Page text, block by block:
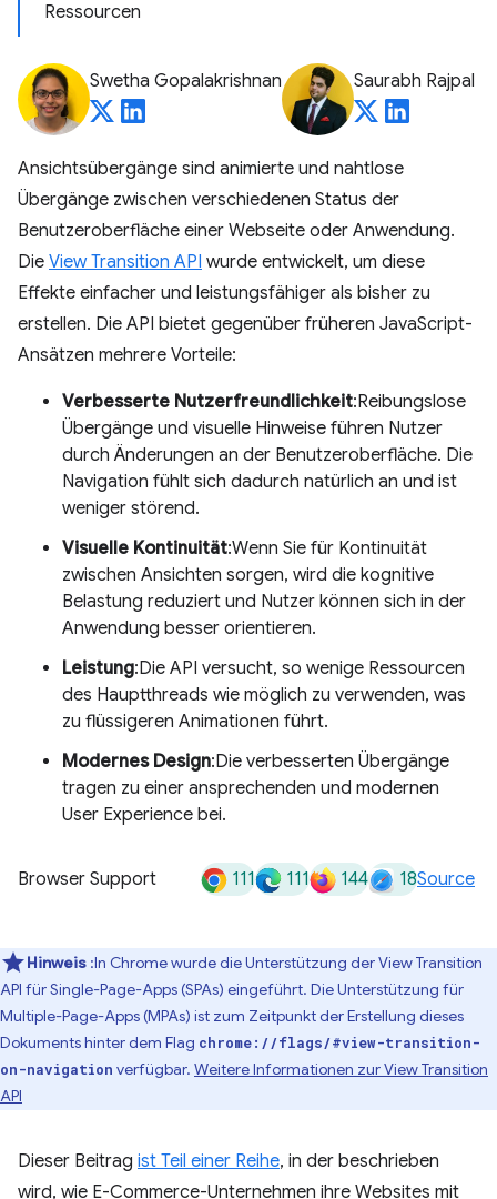
Ressourcen
Swetha Gopalakrishnan Saurabh Rajpal
Ansichtsübergänge sind animierte und nahtlose
Übergänge zwischen verschiedenen Status der
Benutzeroberfläche einer Webseite oder Anwendung.
Die View Transition API wurde entwickelt, um diese
Effekte einfacher und leistungsfähiger als bisher zu
erstellen. Die API bietet gegenüber früheren JavaScript-
Ansätzen mehrere Vorteile:
Verbesserte Nutzerfreundlichkeit:Reibungslose
Übergänge und visuelle Hinweise führen Nutzer
durch Änderungen an der Benutzeroberfläche. Die
Navigation fühlt sich dadurch natürlich an und ist
weniger störend.
Visuelle Kontinuität:Wenn Sie für Kontinuität
zwischen Ansichten sorgen, wird die kognitive
Belastung reduziert und Nutzer können sich in der
Anwendung besser orientieren.
Leistung:Die API versucht, so wenige Ressourcen
des Hauptthreads wie möglich zu verwenden, was
zu flüssigeren Animationen führt.
Modernes Design:Die verbesserten Übergänge
tragen zu einer ansprechenden und modernen
User Experience bei.
Browser Support 111 111 144 18Source
Hinweis :In Chrome wurde die Unterstützung der View Transition
API für Single-Page-Apps (SPAs) eingeführt. Die Unterstützung für
Multiple-Page-Apps (MPAs) ist zum Zeitpunkt der Erstellung dieses
Dokuments hinter dem Flag chrome://flags/#view-transition-
on-navigation verfügbar. Weitere Informationen zur View Transition
API
Dieser Beitrag ist Teil einer Reihe, in der beschrieben
wird, wie E-Commerce-Unternehmen ihre Websites mit